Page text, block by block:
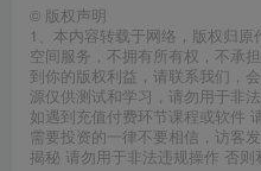
© 版权声明
1、本内容转载于网络，版权归
空间服务，不拥有所有权，不承
到你的版权利益，请联系我们，
源仅供测试和学习，请勿用于非
如遇到充值付费环节课程或软件
需要投资的一律不要相信，访客
揭秘 请勿用于非法违规操作 否则